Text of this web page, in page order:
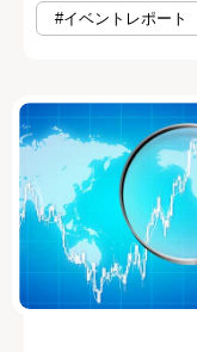
#イベントレポート